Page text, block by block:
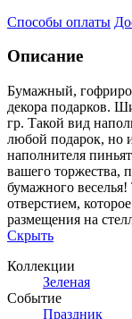
Способы оплаты
Описание
Бумажный,
декора подарков.
гр. Такой вид
любой подарок, но
наполнителя
вашего торжества,
бумажного
отверстием,
размещения на
Скрыть
Коллекции
Зеленая
Событие
Праздник